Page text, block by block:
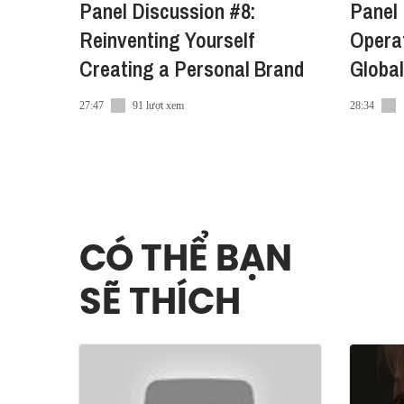
Recruitment Lead Partner: Janus Executive
Engagement Partner: BECAMEX TOKYU,
Làng & East West Brewing
Travel Partner: BE
Communications Partner: British Chamber of
Panel Discussion #8:
Reinventing Yourself
Creating a Personal Brand
27:47 91 lượt xem 28:34
CÓ THỂ BẠN
SẼ THÍCH